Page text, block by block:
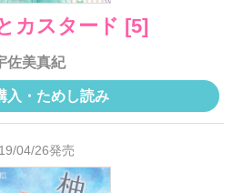
カスタード [5]
佐美真紀
入・ためし読み
04/26発売